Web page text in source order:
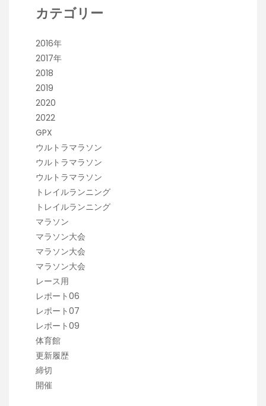
カテゴリー
2016年
2017年
2018
2019
2020
2022
GPX
ウルトラマラソン
ウルトラマラソン
ウルトラマラソン
トレイルランニング
トレイルランニング
マラソン
マラソン大会
マラソン大会
マラソン大会
レース用
レポート06
レポート07
レポート09
体育館
更新履歴
締切
開催